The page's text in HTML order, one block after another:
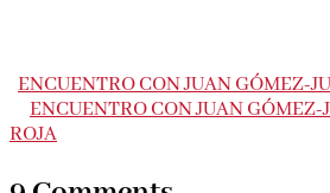
ENCUENTRO CON JUAN GÓMEZ-
ENCUENTRO CON JUAN
ROJA